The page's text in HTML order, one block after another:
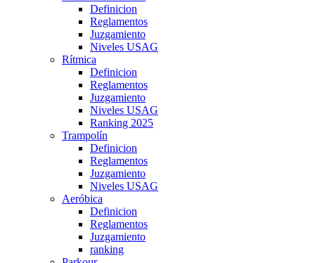
Definicion
Reglamentos
Juzgamiento
Niveles USAG
Rítmica
Definicion
Reglamentos
Juzgamiento
Niveles USAG
Ranking 2025
Trampolín
Definicion
Reglamentos
Juzgamiento
Niveles USAG
Aeróbica
Definicion
Reglamentos
Juzgamiento
ranking